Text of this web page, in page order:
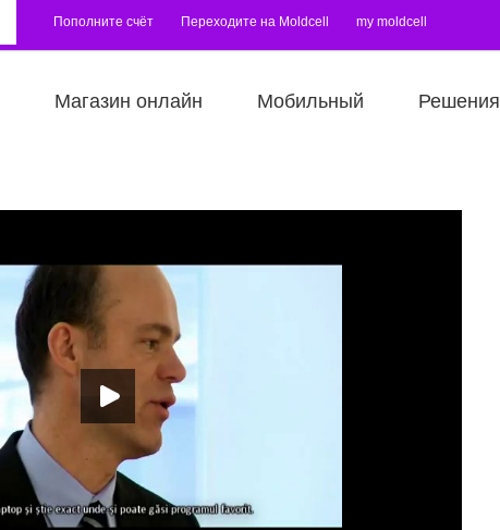
Пополните счёт Переходите на Moldcell my moldcell
Магазин онлайн Мобильный Решения